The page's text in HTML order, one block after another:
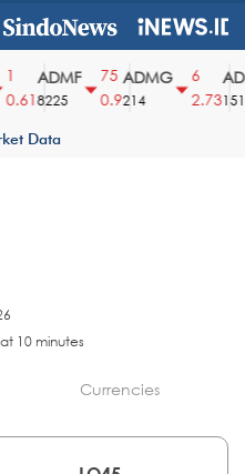
ADMF
8225
75
0.9
ADMG
214
2.731510
Data
10 minutes
Currencies